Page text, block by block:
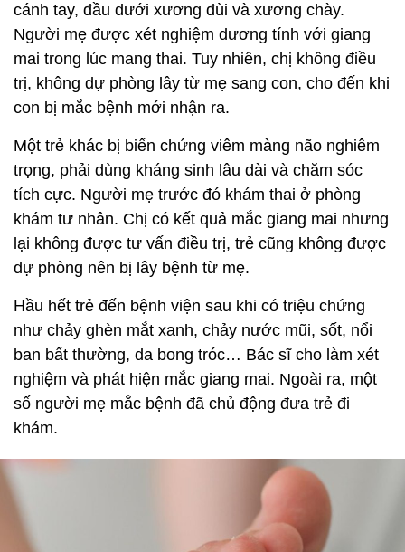
cánh tay, đầu dưới xương đùi và xương chày.
Người mẹ được xét nghiệm dương tính với giang
mai trong lúc mang thai. Tuy nhiên, chị không điều
trị, không dự phòng lây từ mẹ sang con, cho đến khi
con bị mắc bệnh mới nhận ra.
Một trẻ khác bị biến chứng viêm màng não nghiêm
trọng, phải dùng kháng sinh lâu dài và chăm sóc
tích cực. Người mẹ trước đó khám thai ở phòng
khám tư nhân. Chị có kết quả mắc giang mai nhưng
lại không được tư vấn điều trị, trẻ cũng không được
dự phòng nên bị lây bệnh từ mẹ.
Hầu hết trẻ đến bệnh viện sau khi có triệu chứng
như chảy ghèn mắt xanh, chảy nước mũi, sốt, nổi
ban bất thường, da bong tróc… Bác sĩ cho làm xét
nghiệm và phát hiện mắc giang mai. Ngoài ra, một
số người mẹ mắc bệnh đã chủ động đưa trẻ đi
khám.